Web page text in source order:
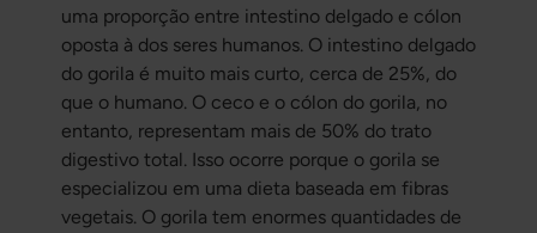
uma proporção entre intestino delgado e cólon
oposta à dos seres humanos. O intestino delgado
do gorila é muito mais curto, cerca de 25%, do
que o humano. O ceco e o cólon do gorila, no
entanto, representam mais de 50% do trato
digestivo total. Isso ocorre porque o gorila se
especializou em uma dieta baseada em fibras
vegetais. O gorila tem enormes quantidades de